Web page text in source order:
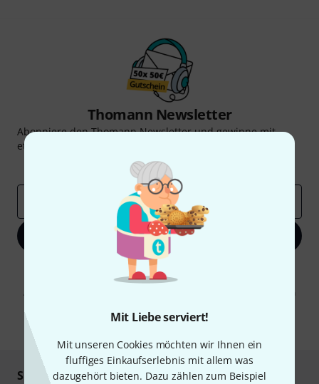
Mit Liebe serviert!
Mit unseren Cookies möchten wir Ihnen ein
fluffiges Einkaufserlebnis mit allem was
dazugehört bieten. Dazu zählen zum Beispiel
Thomann Newsletter
Abonniere den Thomann Newsletter und gewinne mit
etwas Glück einen von
Inspirierende Beiträge
Deals
Jetzt anmelden
Mit Klick auf „Jetzt anmelden“ stimmen Sie dem Erhalt von E-Mail-
Werbung und einer Messung des E-Mail-Nutzungsverhaltens zu. Die
Abmeldung ist jederzeit möglich. Weitere Informationen finden Sie in
Sicher einkaufen & bezahlen